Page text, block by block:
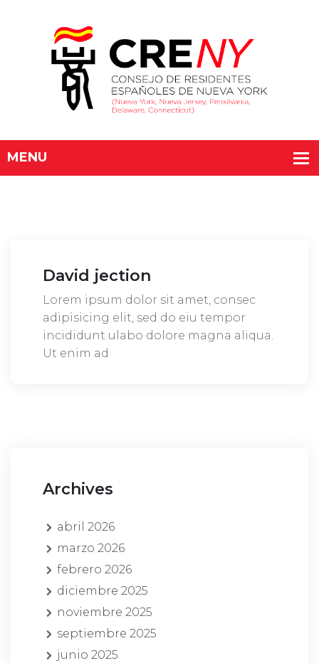
David jection
Lorem ipsum dolor sit amet, consec
adipisicing elit, sed do eiu tempor
incididunt ulabo dolore magna aliqua.
Ut enim ad
Archives
abril 2026
marzo 2026
febrero 2026
diciembre 2025
noviembre 2025
septiembre 2025
junio 2025